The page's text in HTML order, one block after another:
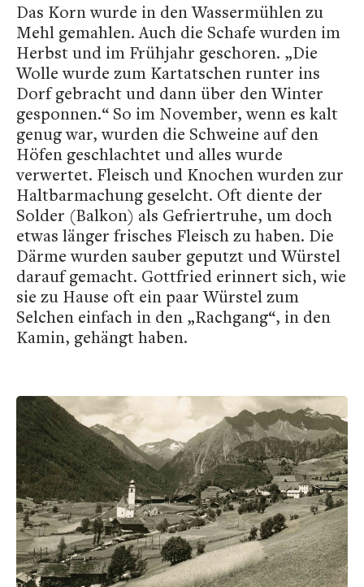
Das Korn wurde in den Wassermühlen zu
Mehl gemahlen. Auch die Schafe wurden im
Herbst und im Frühjahr geschoren. „Die
Wolle wurde zum Kartatschen runter ins
Dorf gebracht und dann über den Winter
gesponnen.“ So im November, wenn es kalt
genug war, wurden die Schweine auf den
Höfen geschlachtet und alles wurde
verwertet. Fleisch und Knochen wurden zur
Haltbarmachung geselcht. Oft diente der
Solder (Balkon) als Gefriertruhe, um doch
etwas länger frisches Fleisch zu haben. Die
Därme wurden sauber geputzt und Würstel
darauf gemacht. Gottfried erinnert sich, wie
sie zu Hause oft ein paar Würstel zum
Selchen einfach in den „Rachgang“, in den
Kamin, gehängt haben.